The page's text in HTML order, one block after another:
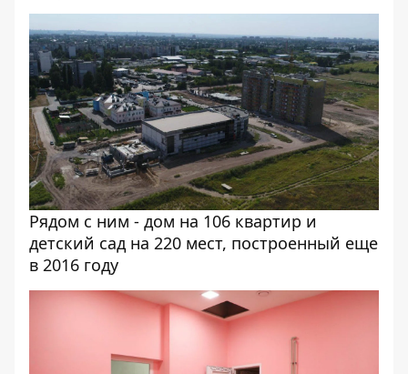
Рядом с ним - дом на 106 квартир и
детский сад на 220 мест, построенный еще
в 2016 году